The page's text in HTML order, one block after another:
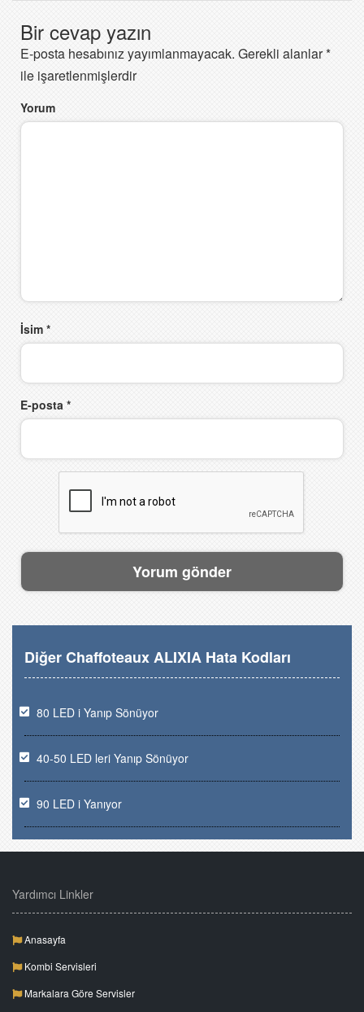
Bir cevap yazın
E-posta hesabınız yayımlanmayacak. Gerekli alanlar*
ile işaretlenmişlerdir
Yorum
İsim *
E-posta *
Diğer Chaffoteaux ALIXIA Hata Kodları
80 LED i Yanıp Sönüyor
40-50 LED leri Yanıp Sönüyor
90 LED i Yanıyor
Yardımcı Linkler
Anasayfa
Kombi Servisleri
Markalara Göre Servisler